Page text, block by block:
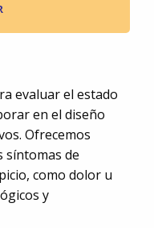
evaluar el estado
en el diseño
Ofrecemos
síntomas de
como dolor u
y